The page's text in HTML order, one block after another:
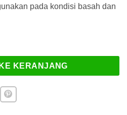
pada kondisi basah dan
148AD
KERANJANG